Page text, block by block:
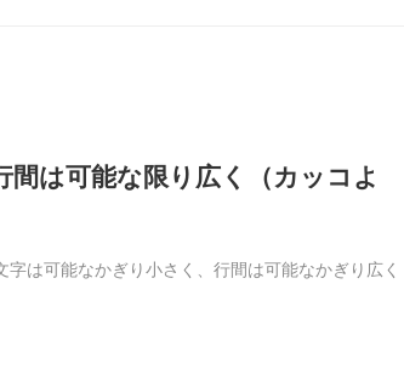
は可能な限り広く（カッコよ
は可能なかぎり小さく、行間は可能なかぎり広く